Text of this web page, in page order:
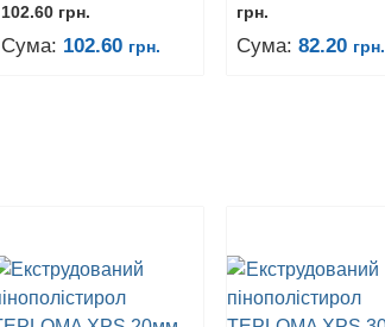
102.60 грн.
Сума: 102.60 грн.
грн.
Сума: 82.20 грн.